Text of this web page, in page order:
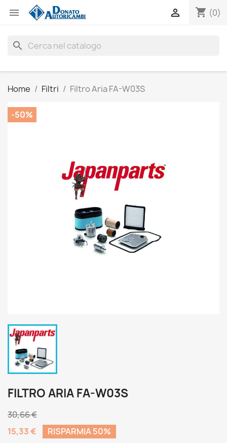
 shopping_cart (0)

search
Home Filtri Filtro Aria FA-W03S
-50%
FILTRO ARIA FA-W03S
30,66 €
15,33 €
RISPARMIA 50%